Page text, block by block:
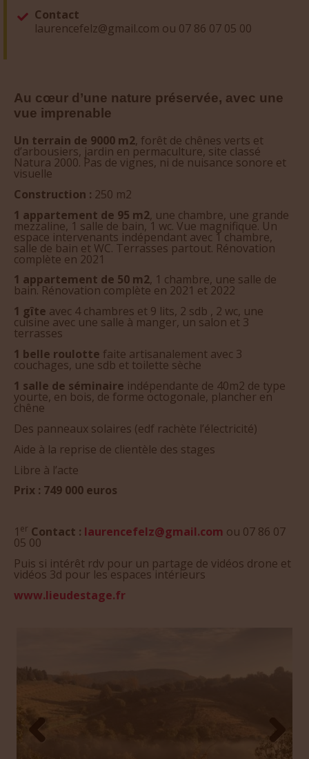
Contact
laurencefelz@gmail.com ou 07 86 07 05 00
Au cœur d’une nature préservée, avec une
vue imprenable
Un terrain de 9000 m2, forêt de chênes verts et
d’arbousiers, jardin en permaculture, site classé
Natura 2000. Pas de vignes, ni de nuisance sonore et
visuelle
Construction : 250 m2
1 appartement de 95 m2, une chambre, une grande
mezzaline, 1 salle de bain, 1 wc. Vue magnifique. Un
espace intervenants indépendant avec 1 chambre,
salle de bain et WC. Terrasses partout. Rénovation
complète en 2021
1 appartement de 50 m2, 1 chambre, une salle de
bain. Rénovation complète en 2021 et 2022
1 gîte avec 4 chambres et 9 lits, 2 sdb , 2 wc, une
cuisine avec une salle à manger, un salon et 3
terrasses
1 belle roulotte faite artisanalement avec 3
couchages, une sdb et toilette sèche
1 salle de séminaire indépendante de 40m2 de type
yourte, en bois, de forme octogonale, plancher en
chêne
Des panneaux solaires (edf rachète l’électricité)
Aide à la reprise de clientèle des stages
Libre à l’acte
Prix : 749 000 euros
1 er Contact : laurencefelz@gmail.com ou 07 86 07
05 00
Puis si intérêt rdv pour un partage de vidéos drone et
vidéos 3d pour les espaces intérieurs
www.lieudestage.fr
Next